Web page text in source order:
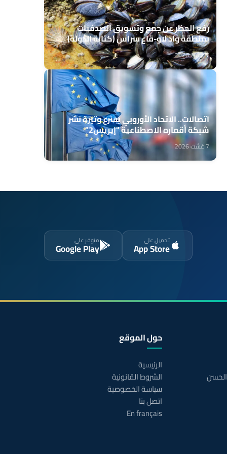
رفع الحظر عن جمع وتسويق الصدفيات
بمنطقة واد لاو-قاع سراس (كتابة الدولة)
7 غشت 2026
اتصالات.. الاتحاد الأوروبي يسرع وتيرة نشر
شبكة أقماره الاصطناعية "إيريس2"
7 غشت 2026
تحميل على
App Store
متوفر على
Google Play
حول الموقع
الرئيسية
الشروط القانونية
سياسة الخصوصية
اتصل بنا
En français